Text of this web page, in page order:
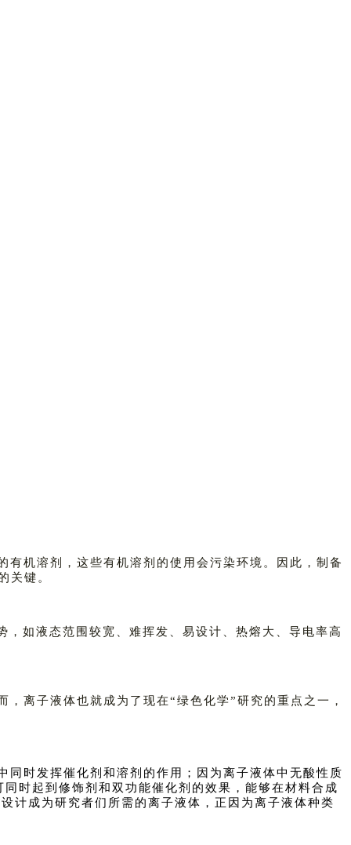
机溶剂，这些有机溶剂的使用会污染环境。因此，制备
关键。
如液态范围较宽、难挥发、易设计、热熔大、导电率高
离子液体也就成为了现在“绿色化学”研究的重点之一，
时发挥催化剂和溶剂的作用；因为离子液体中无酸性质
时起到修饰剂和双功能催化剂的效果，能够在材料合成
计成为研究者们所需的离子液体，正因为离子液体种类